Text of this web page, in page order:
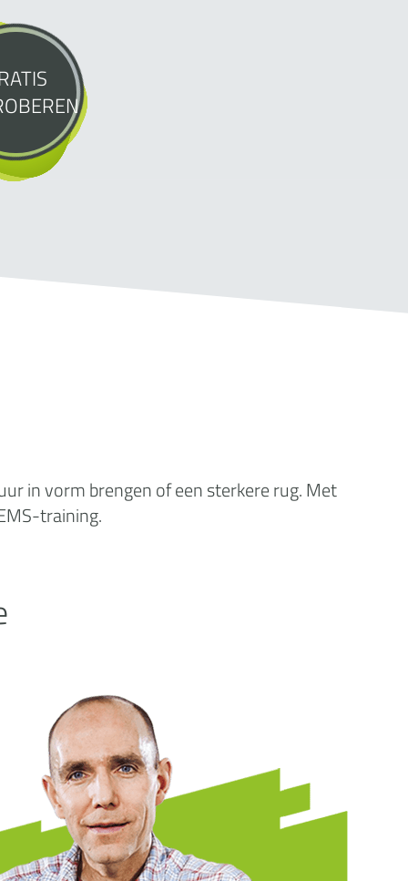
in vorm brengen of een sterkere rug. Met
training.